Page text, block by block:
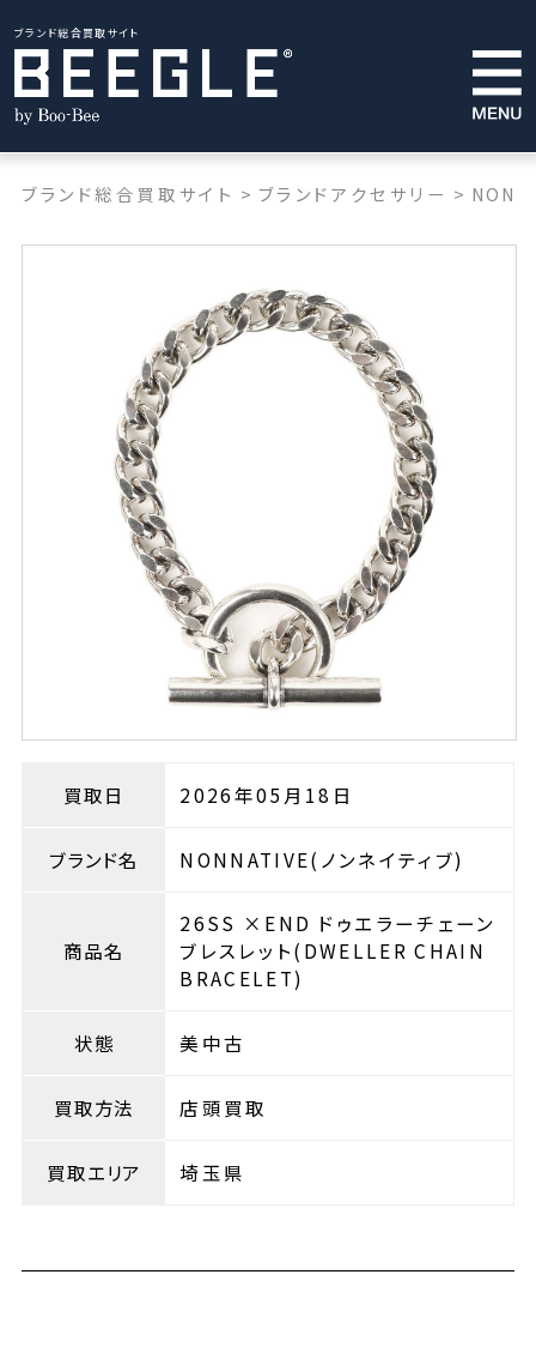
ブランド総合買取サイト
ブランド総合買取サイト > ブランドアクセサリー >
買取日 2026年05月18日
ブランド名 NONNATIVE(ノンネイティブ)
商品名
26SS ×END ドゥエラーチェーン
ブレスレット(DWELLER CHAIN
BRACELET)
状態 美中古
買取方法 店頭買取
買取エリア 埼玉県